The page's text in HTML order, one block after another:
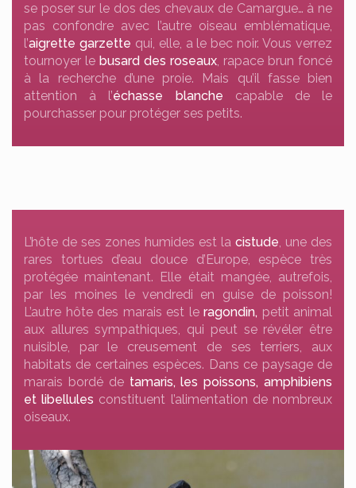
se poser sur le dos des chevaux de Camargue… à ne
pas confondre avec l’autre oiseau emblématique,
l’aigrette garzette qui, elle, a le bec noir. Vous verrez
tournoyer le busard des roseaux, rapace brun foncé
à la recherche d’une proie. Mais qu’il fasse bien
attention à l’échasse blanche capable de le
pourchasser pour protéger ses petits.
L’hôte de ses zones humides est la cistude, une des
rares tortues d’eau douce d’Europe, espèce très
protégée maintenant. Elle était mangée, autrefois,
par les moines le vendredi en guise de poisson!
L’autre hôte des marais est le ragondin, petit animal
aux allures sympathiques, qui peut se révéler être
nuisible, par le creusement de ses terriers, aux
habitats de certaines espèces. Dans ce paysage de
marais bordé de tamaris, les poissons, amphibiens
et libellules constituent l’alimentation de nombreux
oiseaux.